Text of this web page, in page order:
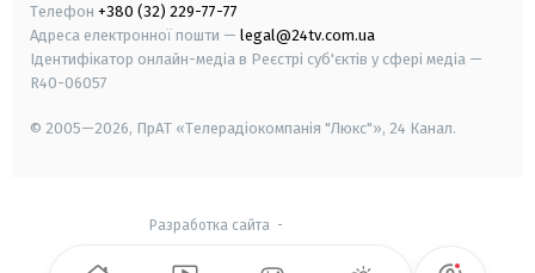
Телефон +380 (32) 229-77-77
Адреса електронної пошти — legal@24tv.com.ua
Ідентифікатор онлайн-медіа в Реєстрі суб'єктів у сфері медіа —
R40-06057
© 2005—2026, ПрАТ «Телерадіокомпанія "Люкс"», 24 Канал.
Разработка сайта -